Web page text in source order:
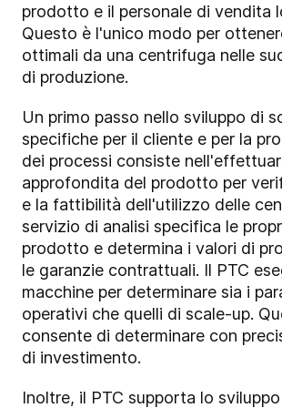
prodotto e il personale di vendita
Questo è l'unico modo per
ottimali da una centrifuga nelle
di produzione.
Un primo passo nello sviluppo di
specifiche per il cliente e per la
dei processi consiste
approfondita del prodotto per
e la fattibilità dell'utilizzo delle
servizio di analisi specifica le
prodotto e determina i valori di
le garanzie contrattuali. Il PTC
macchine per determinare sia i
operativi che quelli di scale-up.
consente di determinare con
di investimento.
Inoltre, il PTC supporta lo